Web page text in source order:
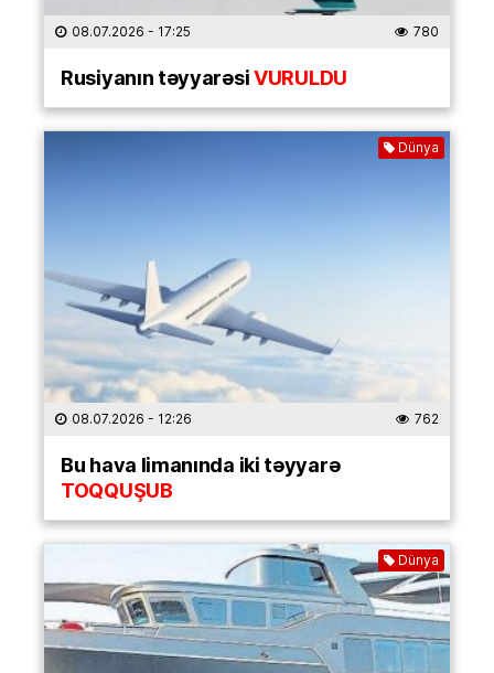
08.07.2026 - 17:25 780
Rusiyanın təyyarəsiVURULDU
Dünya
08.07.2026 - 12:26 762
Bu hava limanında iki təyyarə
TOQQUŞUB
Dünya